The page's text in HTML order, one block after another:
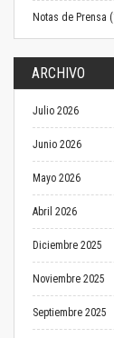
Notas de Prensa
ARCHIVO
Julio 2026
Junio 2026
Mayo 2026
Abril 2026
Diciembre 2025
Noviembre 2025
Septiembre 2025